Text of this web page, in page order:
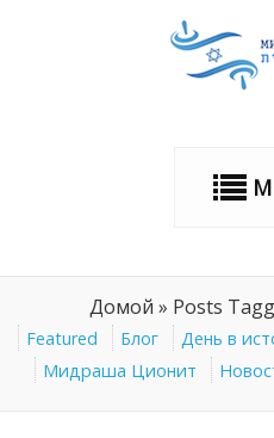
Домой » Posts
Featured Блог День в
Мидраша Ционит